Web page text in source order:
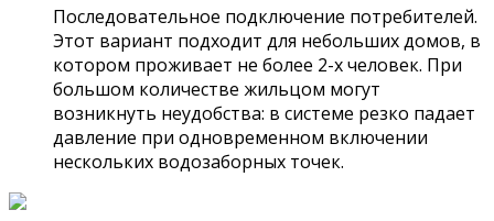
Последовательное подключение потребителей.
Этот вариант подходит для небольших домов, в
котором проживает не более 2-х человек. При
большом количестве жильцом могут
возникнуть неудобства: в системе резко падает
давление при одновременном включении
нескольких водозаборных точек.